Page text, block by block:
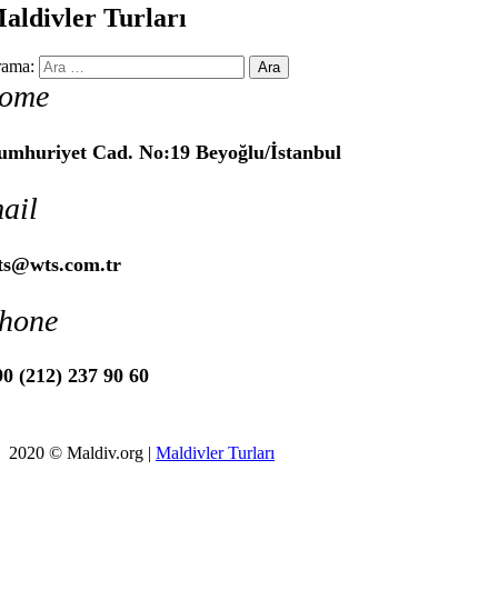
Turları
Cad. No:19 Beyoğlu/İstanbul
(212) 237 90 60
2020 © Maldiv.org | Maldivler Turları